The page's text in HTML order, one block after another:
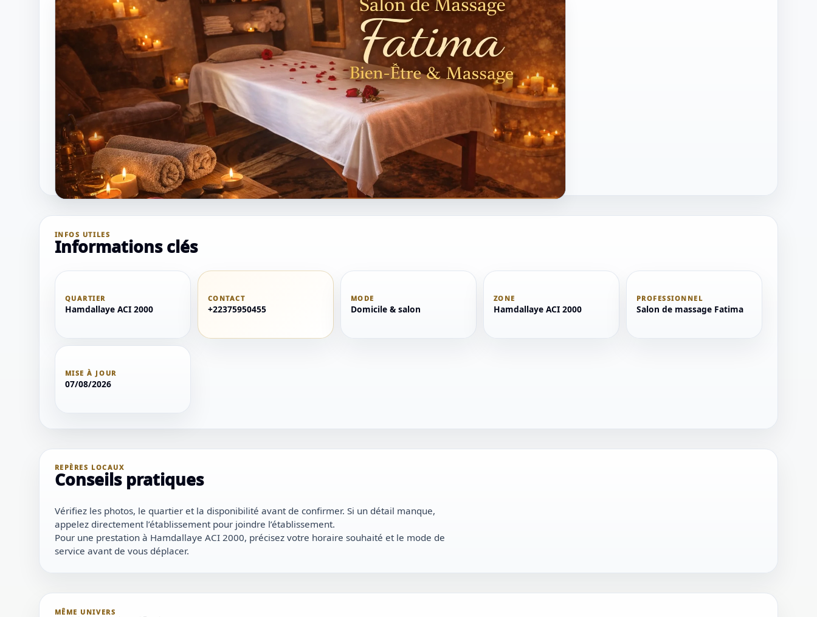
INFOS UTILES
Informations clés
QUARTIER
Hamdallaye ACI 2000
CONTACT
+22375950455
MODE
Domicile & salon
ZONE
Hamdallaye ACI 2000
PROFESSIONNEL
Salon de massage Fatima
MISE À JOUR
07/08/2026
REPÈRES LOCAUX
Conseils pratiques
Vérifiez les photos, le quartier et la disponibilité avant de confirmer. Si un détail manque,
appelez directement l’établissement pour joindre l’établissement.
Pour une prestation à Hamdallaye ACI 2000, précisez votre horaire souhaité et le mode de
service avant de vous déplacer.
MÊME UNIVERS